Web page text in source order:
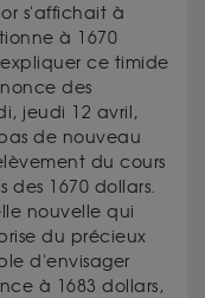
s'affichait à
à 1670
ce timide
des
jeudi 12 avril,
de nouveau
du cours
des 1670 dollars.
nouvelle qui
du précieux
d'envisager
à 1683 dollars,